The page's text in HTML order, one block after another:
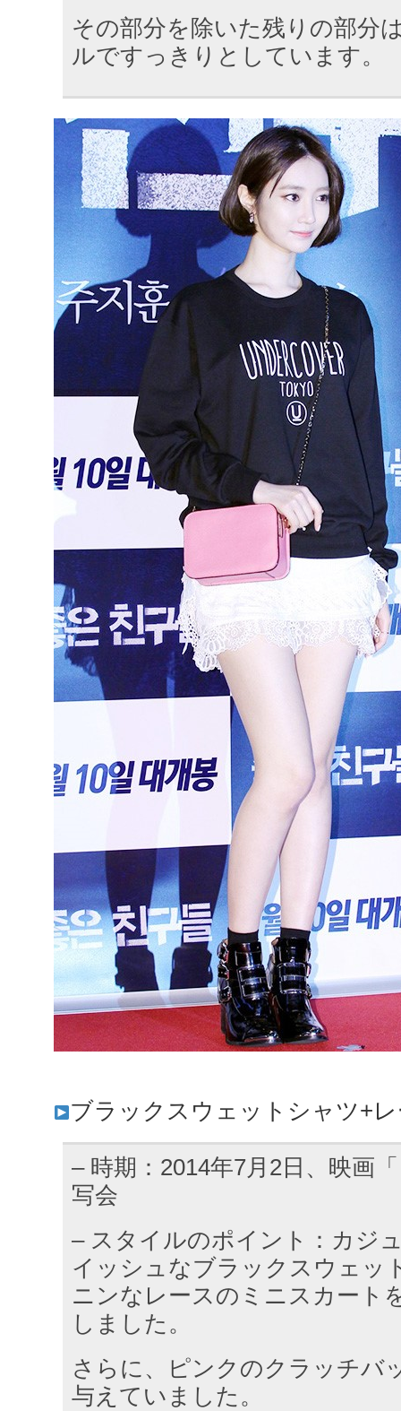
その部分を除いた残りの部分
ルですっきりとしています。
ブラックスウェットシャツ+
– 時期：2014年7月2日、映画
写会
– スタイルのポイント：カジ
イッシュなブラックスウェッ
ニンなレースのミニスカート
しました。
さらに、ピンクのクラッチバ
与えていました。